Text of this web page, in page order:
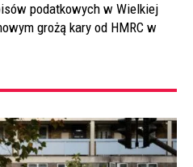
podatkowych w Wielkiej
grożą kary od HMRC w